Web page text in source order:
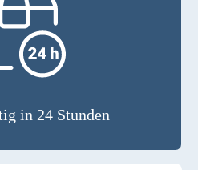
in 24 Stunden